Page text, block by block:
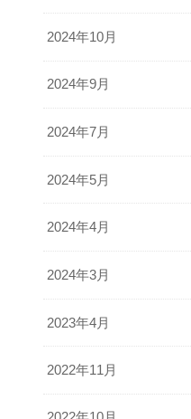
2024年10月
2024年9月
2024年7月
2024年5月
2024年4月
2024年3月
2023年4月
2022年11月